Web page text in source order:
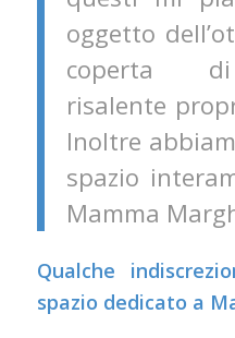
oggetto
coperta di
risalente
Inoltre
spazio
Mamma
Qualche
spazio dedicato a